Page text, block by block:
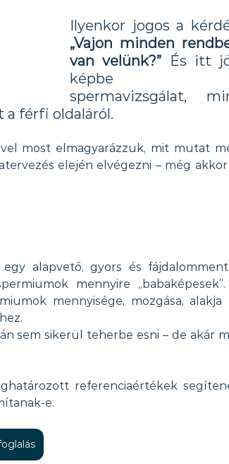
„Vajon minden
van velünk?” És itt
képbe
spermavizsgálat,
a férfi oldaláról.
most elmagyarázzuk, mit mutat
elején elvégezni – még akkor
alapvető, gyors és
mennyire
mennyisége, mozgása, alakja
sem sikerül teherbe esni – de akár
referenciaértékek
e.